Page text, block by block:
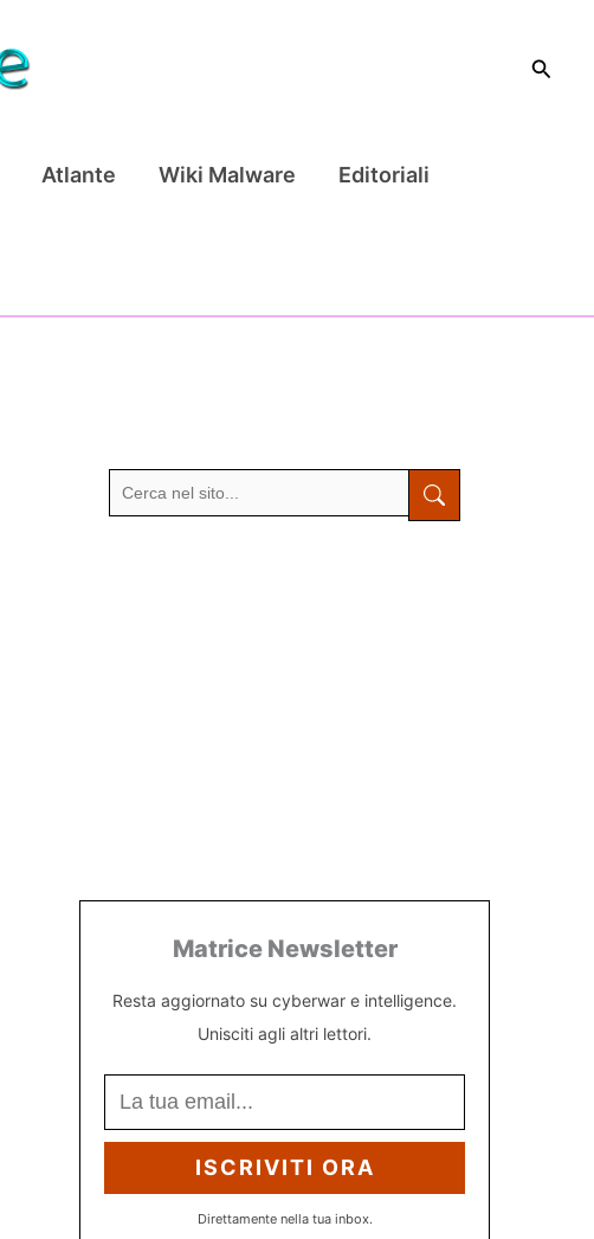
Cerca
Atlante Wiki Malware Editoriali
Matrice Newsletter
Resta aggiornato su cyberwar e intelligence.
Unisciti agli altri lettori.
ISCRIVITI ORA
Direttamente nella tua inbox.